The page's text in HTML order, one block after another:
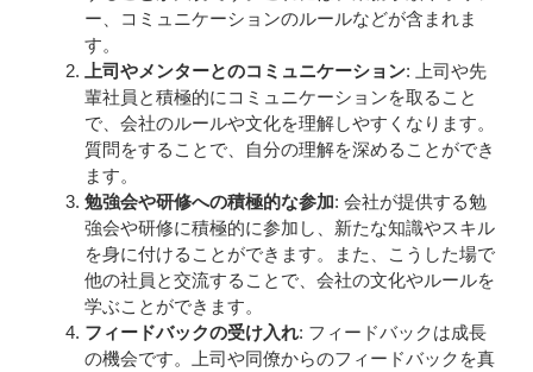
ー、コミュニケーションのルールなどが含まれま
す。
上司やメンターとのコミュニケーション: 上司や先
輩社員と積極的にコミュニケーションを取ること
で、会社のルールや文化を理解しやすくなります。
質問をすることで、自分の理解を深めることができ
ます。
勉強会や研修への積極的な参加: 会社が提供する勉
強会や研修に積極的に参加し、新たな知識やスキル
を身に付けることができます。また、こうした場で
他の社員と交流することで、会社の文化やルールを
学ぶことができます。
フィードバックの受け入れ: フィードバックは成長
の機会です。上司や同僚からのフィードバックを真